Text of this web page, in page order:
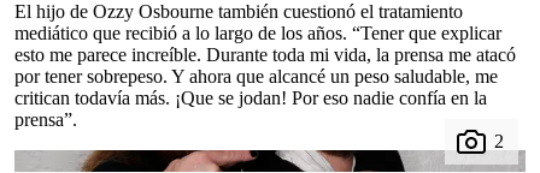
El hijo de Ozzy Osbourne también cuestionó el tratamiento
mediático que recibió a lo largo de los años. “Tener que explicar
esto me parece increíble. Durante toda mi vida, la prensa me atacó
por tener sobrepeso. Y ahora que alcancé un peso saludable, me
critican todavía más. ¡Que se jodan! Por eso nadie confía en la
prensa”.